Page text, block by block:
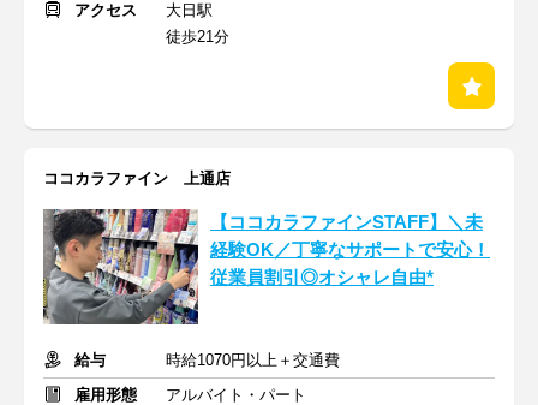
アクセス
大日駅
徒歩21分
ココカラファイン 上通店
【ココカラファインSTAFF】＼未
経験OK／丁寧なサポートで安心！
従業員割引◎オシャレ自由*
給与
時給1070円以上＋交通費
雇用形態
アルバイト・パート